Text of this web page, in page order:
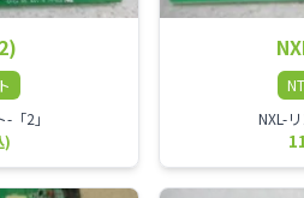
「2」
)
NXL-